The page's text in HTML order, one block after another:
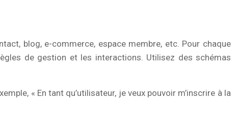
blog, e-commerce, espace membre, etc. Pour chaque
de gestion et les interactions. Utilisez des schémas
« En tant qu’utilisateur, je veux pouvoir m’inscrire à la